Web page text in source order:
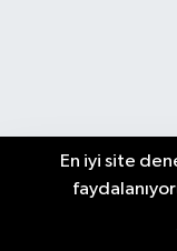
En iyi site